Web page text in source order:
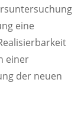
eine
einer
der neuen